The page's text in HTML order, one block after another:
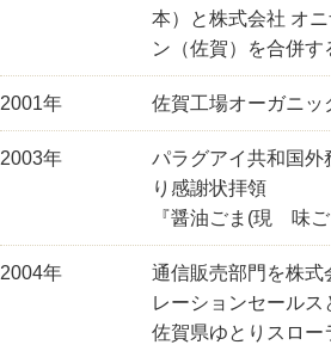
本）と株式会社 オ
ン（佐賀）を合併す
2001年 佐賀工場オーガニッ
2003年
パラグアイ共和国外
り感謝状拝領
『醤油ごま(現 味
2004年
通信販売部門を株式
レーションセールス
佐賀県ゆとりスロー